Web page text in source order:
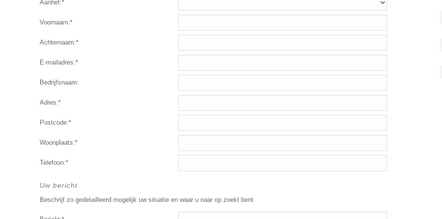
Aanhef:*
Voornaam:*
Achternaam:*
E-mailadres:*
Bedrijfsnaam:
Adres:*
Postcode:*
Woonplaats:*
Telefoon:*
Uw bericht
Beschrijf zo gedetailleerd mogelijk uw situatie en waar u naar op zoekt bent.